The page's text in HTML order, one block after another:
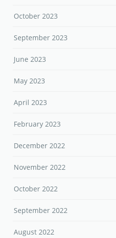
October 2023
September 2023
June 2023
May 2023
April 2023
February 2023
December 2022
November 2022
October 2022
September 2022
August 2022